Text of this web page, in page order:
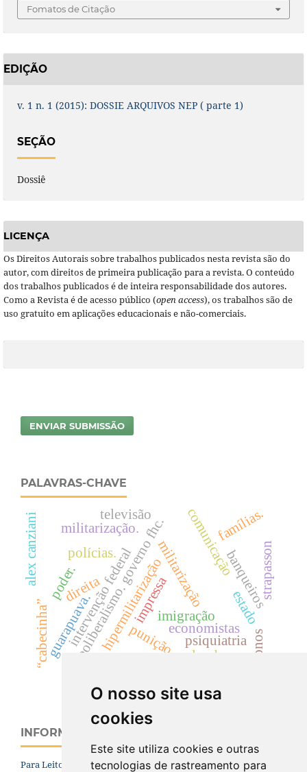
O nosso site usa
cookies
Este site utiliza cookies e outras
tecnologias de rastreamento para
Fomatos de Citação
EDIÇÃO
v. 1 n. 1 (2015): DOSSIE ARQUIVOS NEP ( parte 1)
SEÇÃO
Dossiê
LICENÇA
Os Direitos Autorais sobre trabalhos publicados nesta revista são do
autor, com direitos de primeira publicação para a revista. O conteúdo
dos trabalhos publicados é de inteira responsabilidade dos autores.
Como a Revista é de acesso público (open access), os trabalhos são de
uso gratuito em aplicações educacionais e não-comerciais.
ENVIAR SUBMISSÃO
PALAVRAS-CHAVE
neoliberalismo. governo fhc.
intervenção federal militarização
hipermilitarização
polícias. comunicação
impressa
famílias.
imigração
guarapuava. economistas
banqueiros
direita
punição
militarização.
psiquiatria
poder.
televisão
“cabecinha” colombo
strapasson
estado
alex canziani
colonos
INFORMAÇÕES
Para Leitores